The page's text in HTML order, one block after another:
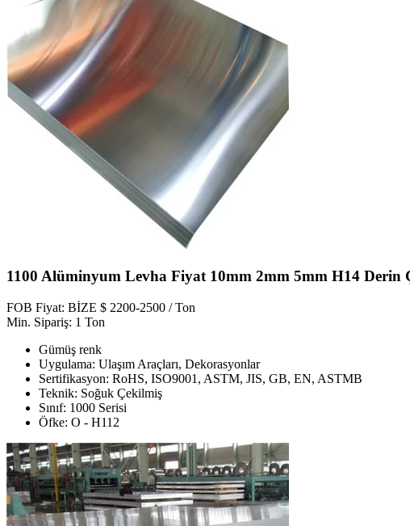
1100 Alüminyum Levha Fiyat 10mm 2mm 5mm H14 Derin
FOB Fiyat: BİZE $ 2200-2500 / Ton
Min. Sipariş: 1 Ton
Gümüş renk
Uygulama: Ulaşım Araçları, Dekorasyonlar
Sertifikasyon: RoHS, ISO9001, ASTM, JIS, GB, EN, ASTMB
Teknik: Soğuk Çekilmiş
Sınıf: 1000 Serisi
Öfke: O - H112